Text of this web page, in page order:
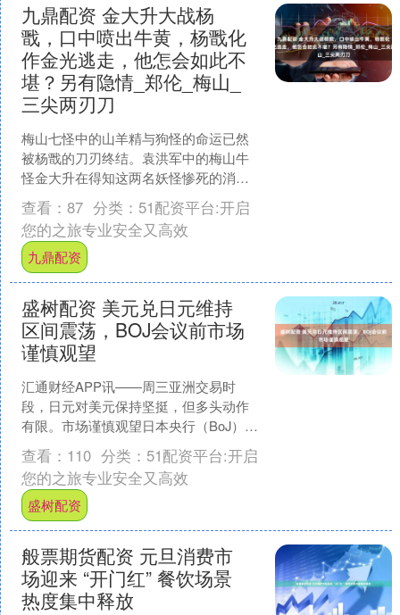
九鼎配资 金大升大战杨
戬，口中喷出牛黄，杨戬化
作金光逃走，他怎会如此不
堪？另有隐情_郑伦_梅山_
三尖两刃刀
梅山七怪中的山羊精与狗怪的命运已然
被杨戬的刀刃终结。袁洪军中的梅山牛
怪金大升在得知这两名妖怪惨死的消息
后，立刻决定亲自出征，以为他们复
仇。金大升身材高大，立足足....
查看： 87 分类： 51配资平台:开启
您的之旅专业安全又高效
九鼎配资
盛树配资 美元兑日元维持
区间震荡，BOJ会议前市场
谨慎观望
汇通财经APP讯——周三亚洲交易时
段，日元对美元保持坚挺，但多头动作
有限。市场谨慎观望日本央行（BoJ）即
将于周五召开的两日会议，以获取下一
次加息时点的线索。 ....
查看： 110 分类： 51配资平台:开启
您的之旅专业安全又高效
盛树配资
般票期货配资 元旦消费市
场迎来 “开门红” 餐饮场景
热度集中释放